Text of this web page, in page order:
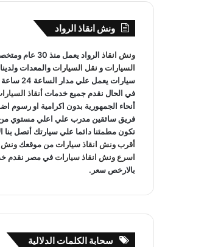
ونش انقاذ الرواد
ونش انقاذ الرواد يعمل منذ 30 عام ومتخصصون في
السياراتو نقل السياراتوالمعدات
سيارات يعمل
في الحال نقدم جميع خدماتأنقاذ
أنحاء الجمهورية بدون اكرامية او رسوم
فريق سائقين مدرب علي اعلي مستوي من
تكون مطمئنا دائما علي سيارتك أتصل بنا
أقرب ونش انقاذ سياراتمن موقعك ونش
اسرع ونش انقاذ سياراتفي مصر نقدم
بالارخص سعر.
سحابة الكلمات الدلالية